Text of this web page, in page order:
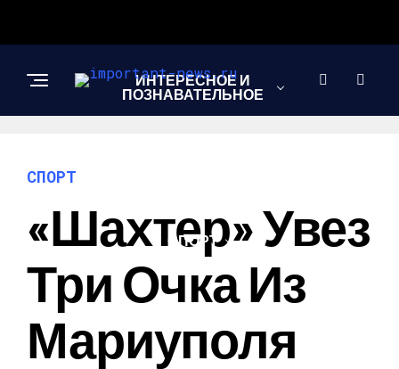
ИНТЕРЕСНОЕ И
ПОЗНАВАТЕЛЬНОЕ
СПОРТ
СПОРТ
«Шахтер» Увез
Три Очка Из
Мариуполя